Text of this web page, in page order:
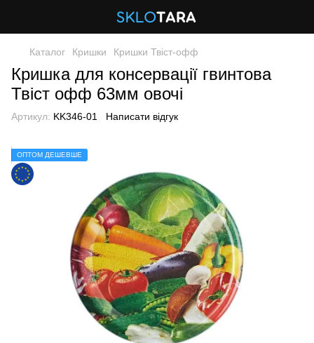
Каталог Кришки Кришки Твіст-офф
Кришка для консервації гвинтова
Твіст офф 63мм овочі
Артикул: KK346-01 Написати відгук
ОПТОМ ДЕШЕВШЕ